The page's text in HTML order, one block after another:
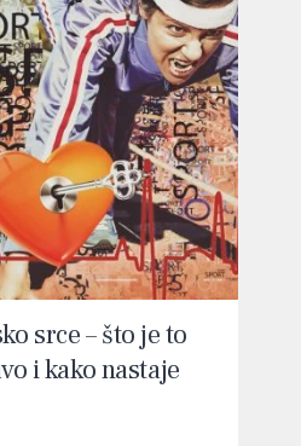
srce – što je to
i kako nastaje